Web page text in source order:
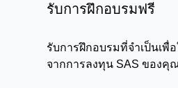
รับการฝึกอบรมฟรี
รับการฝึกอบรมที่จำเป็นเพื่
จากการลงทุน SAS ของคุ